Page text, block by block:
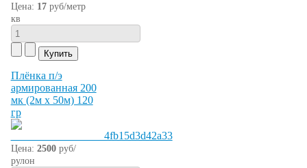
Цена: 17руб/метр
кв
Плёнка п/э
армированная 200
мк (2м х 50м) 120
гр
Цена: 2500руб/
рулон